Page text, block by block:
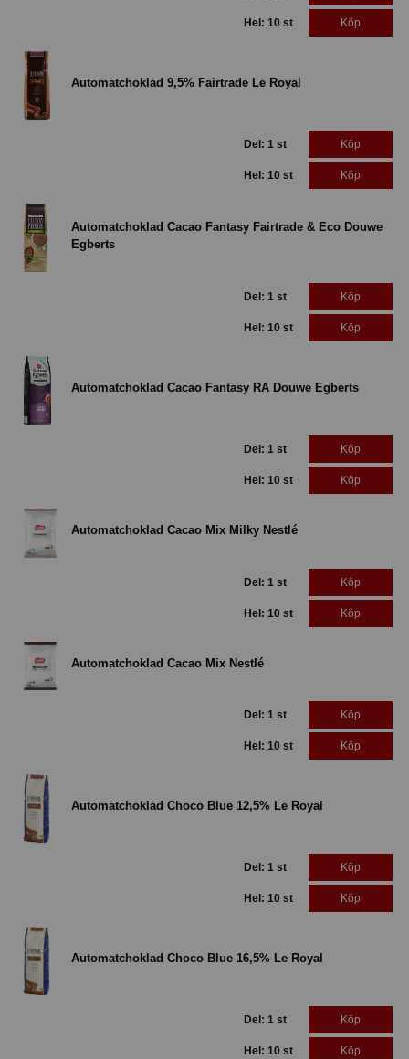
Hel: 10 st Köp
Automatchoklad 9,5% Fairtrade Le Royal
Del: 1 st Köp
Hel: 10 st Köp
Automatchoklad Cacao Fantasy Fairtrade & Eco Douwe
Egberts
Del: 1 st Köp
Hel: 10 st Köp
Automatchoklad Cacao Fantasy RA Douwe Egberts
Del: 1 st Köp
Hel: 10 st Köp
Automatchoklad Cacao Mix Milky Nestlé
Del: 1 st Köp
Hel: 10 st Köp
Automatchoklad Cacao Mix Nestlé
Del: 1 st Köp
Hel: 10 st Köp
Automatchoklad Choco Blue 12,5% Le Royal
Del: 1 st Köp
Hel: 10 st Köp
Automatchoklad Choco Blue 16,5% Le Royal
Del: 1 st Köp
Hel: 10 st Köp